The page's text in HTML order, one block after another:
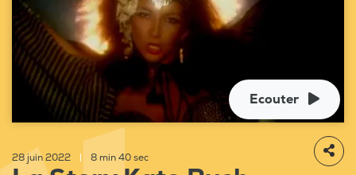
Ecouter
28 juin 2022 8 min 40 sec